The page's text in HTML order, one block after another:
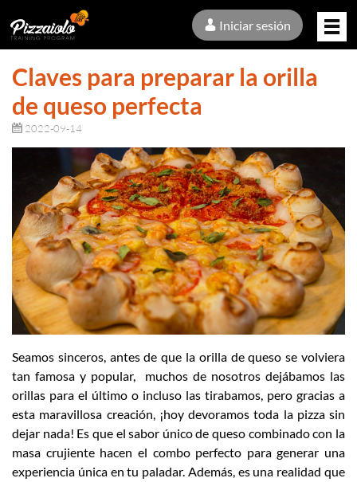
Iniciar sesión
Claves para preparar la orilla
de queso perfecta
2022-09-14
Seamos sinceros, antes de que la orilla de queso se volviera
tan famosa y popular, muchos de nosotros dejábamos las
orillas para el último o incluso las tirabamos, pero gracias a
esta maravillosa creación, ¡hoy devoramos toda la pizza sin
dejar nada! Es que el sabor único de queso combinado con la
masa crujiente hacen el combo perfecto para generar una
experiencia única en tu paladar. Además, es una realidad que